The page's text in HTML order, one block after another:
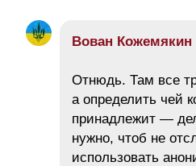
Вован Кожемякин
Отнюдь. Там все
а определить чей
принадлежит —
нужно, чтоб не
использовать